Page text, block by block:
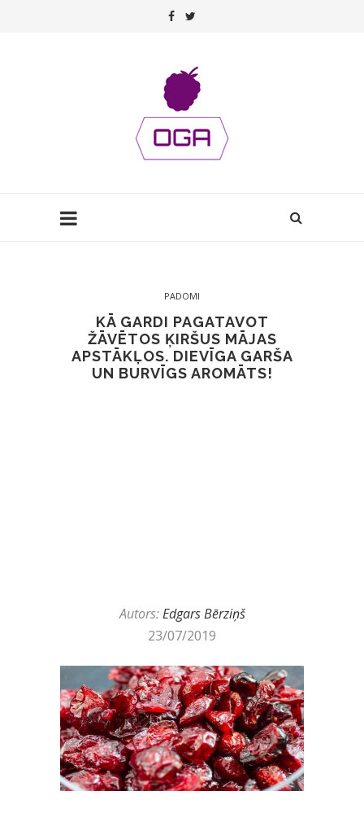
PADOMI
KĀ GARDI PAGATAVOT
ŽĀVĒTOS ĶIRŠUS MĀJAS
APSTĀKĻOS. DIEVĪGA GARŠA
UN BURVĪGS AROMĀTS!
Autors:Edgars Bērziņš
23/07/2019